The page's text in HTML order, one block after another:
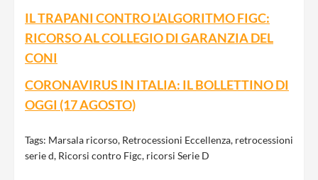
IL TRAPANI CONTRO L’ALGORITMO FIGC:
RICORSO AL COLLEGIO DI GARANZIA DEL
CONI
CORONAVIRUS IN ITALIA: IL BOLLETTINO DI
OGGI (17 AGOSTO)
Tags: Marsala ricorso, Retrocessioni Eccellenza, retrocessioni
serie d, Ricorsi contro Figc, ricorsi Serie D